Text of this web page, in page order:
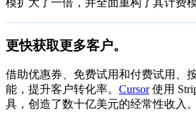
立即开始
无限访问
订阅
50% 折扣优惠券
14 天免费试用
兑换
更快获取更多客户。
借助优惠券、免费试用和付费试用、
能，提升客户转化率。 Cursor使用
具，创造了数十亿美元的经常性收入。